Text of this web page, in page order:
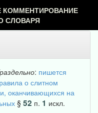
КОММЕНТИРОВАНИЕ
СЛОВАРЯ
: пишется
о слитном
оканчивающихся на
§ 52 п. 1 искл.